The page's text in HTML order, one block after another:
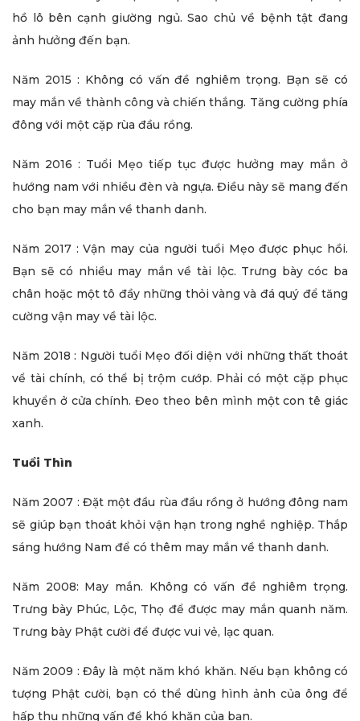
hồ lô bên cạnh giường ngủ. Sao chủ về bệnh tật đang
ảnh hưởng đến bạn.
Năm 2015 : Không có vấn đề nghiêm trọng. Bạn sẽ có
may mắn về thành công và chiến thắng. Tăng cường phía
đông với một cặp rùa đầu rồng.
Năm 2016 : Tuổi Mẹo tiếp tục được hưởng may mắn ở
hướng nam với nhiều đèn và ngựa. Điều này sẽ mang đến
cho bạn may mắn về thanh danh.
Năm 2017 : Vận may của người tuổi Mẹo được phục hồi.
Bạn sẽ có nhiều may mắn về tài lộc. Trưng bày cóc ba
chân hoặc một tô đầy những thỏi vàng và đá quý để tăng
cường vận may về tài lộc.
Năm 2018 : Người tuổi Mẹo đối diện với những thất thoát
vể tài chính, có thể bị trộm cướp. Phải có một cặp phục
khuyển ở cửa chính. Đeo theo bên mình một con tê giác
xanh.
Tuổi Thìn
Năm 2007 : Đặt một đầu rùa đầu rồng ở hướng đông nam
sẽ giúp bạn thoát khỏi vận hạn trong nghề nghiệp. Thắp
sáng hướng Nam để có thêm may mắn về thanh danh.
Năm 2008: May mắn. Không có vấn đề nghiêm trọng.
Trưng bày Phúc, Lộc, Thọ để được may mắn quanh năm.
Trưng bày Phật cười để được vui vẻ, lạc quan.
Năm 2009 : Đây là một năm khó khăn. Nếu bạn không có
tượng Phật cười, bạn có thể dùng hình ảnh của ông để
hấp thụ những vấn đề khó khăn của bạn.